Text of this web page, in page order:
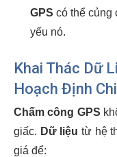
GPS có thể củng
yếu nó.
Khai Thác Dữ
Hoạch Định
Chấm công GPS
giấc. Dữ liệu từ hệ
giá để: